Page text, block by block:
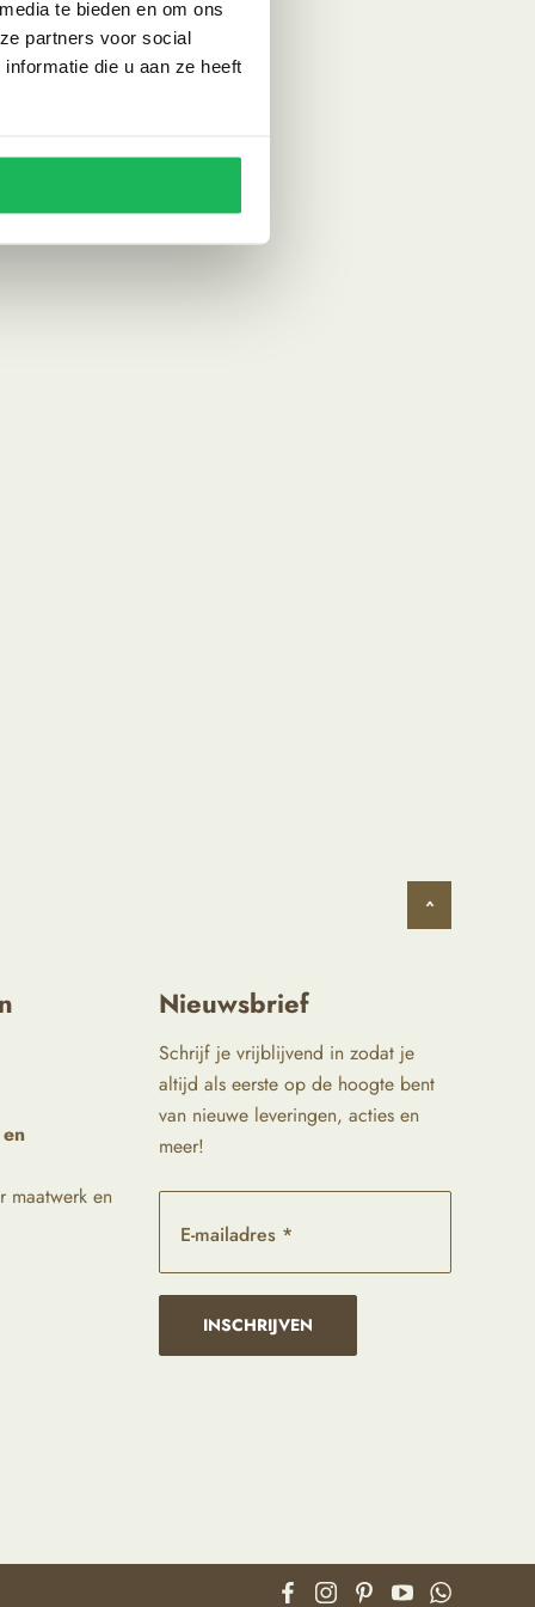
te bieden en om ons
partners voor social
die u aan ze heeft
^
maatwerk en
Nieuwsbrief
Schrijf je vrijblijvend in zodat je
altijd als eerste op de hoogte bent
van nieuwe leveringen, acties en
meer!
E-mailadres *
INSCHRIJVEN